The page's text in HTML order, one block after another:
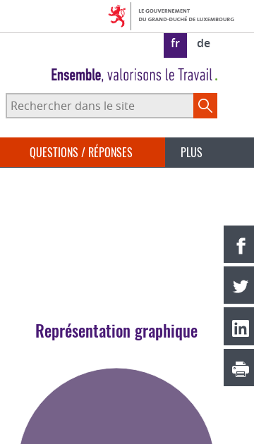
fr de
Rechercher
dans
QUESTIONS / RÉPONSES PLUS
Représentation graphique